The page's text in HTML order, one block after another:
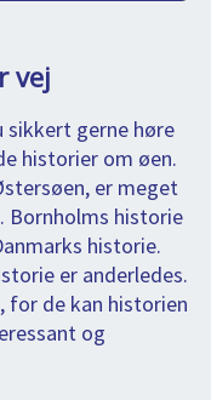
vej
sikkert gerne høre
historier om øen.
er meget
Bornholms historie
historie.
er anderledes.
for de kan historien
og